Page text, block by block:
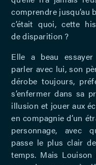
comprendre jusqu’au
c’était quoi, cette
de disparition ?
Elle a beau essayer
parler avec lui, son
dérobe toujours,
s’enfermer dans sa
illusion et jouer aux
en compagnie d’un
personnage, avec
passe le plus clair
temps. Mais Louison